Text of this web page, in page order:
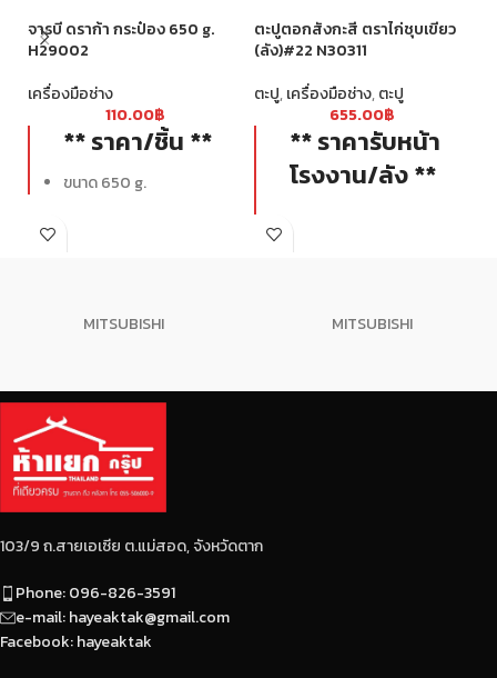
จารบี ดราก้า กระป๋อง 650 g.
H29002
เครื่องมือช่าง
110.00฿
** ราคา/ชิ้น **
ขนาด 650 g.
ตะปูตอกสังกะสี ตราไก่ชุบเขียว
(ลัง)#22 N30311
ตะปู,เครื่องมือช่าง,ตะปู
655.00฿
** ราคารับหน้า
โรงงาน/ลัง **
MITSUBISHI MITSUBISHI
103/9 ถ.สายเอเซีย ต.แม่สอด, จังหวัดตาก
Phone: 096-826-3591
e-mail: hayeaktak@gmail.com
Facebook: hayeaktak